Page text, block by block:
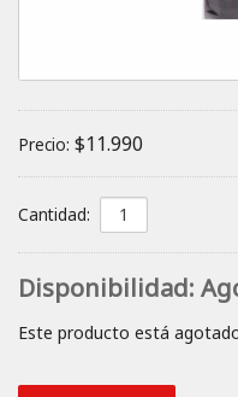
Precio: $11.990
Cantidad:
Disponibilidad:
Este producto está